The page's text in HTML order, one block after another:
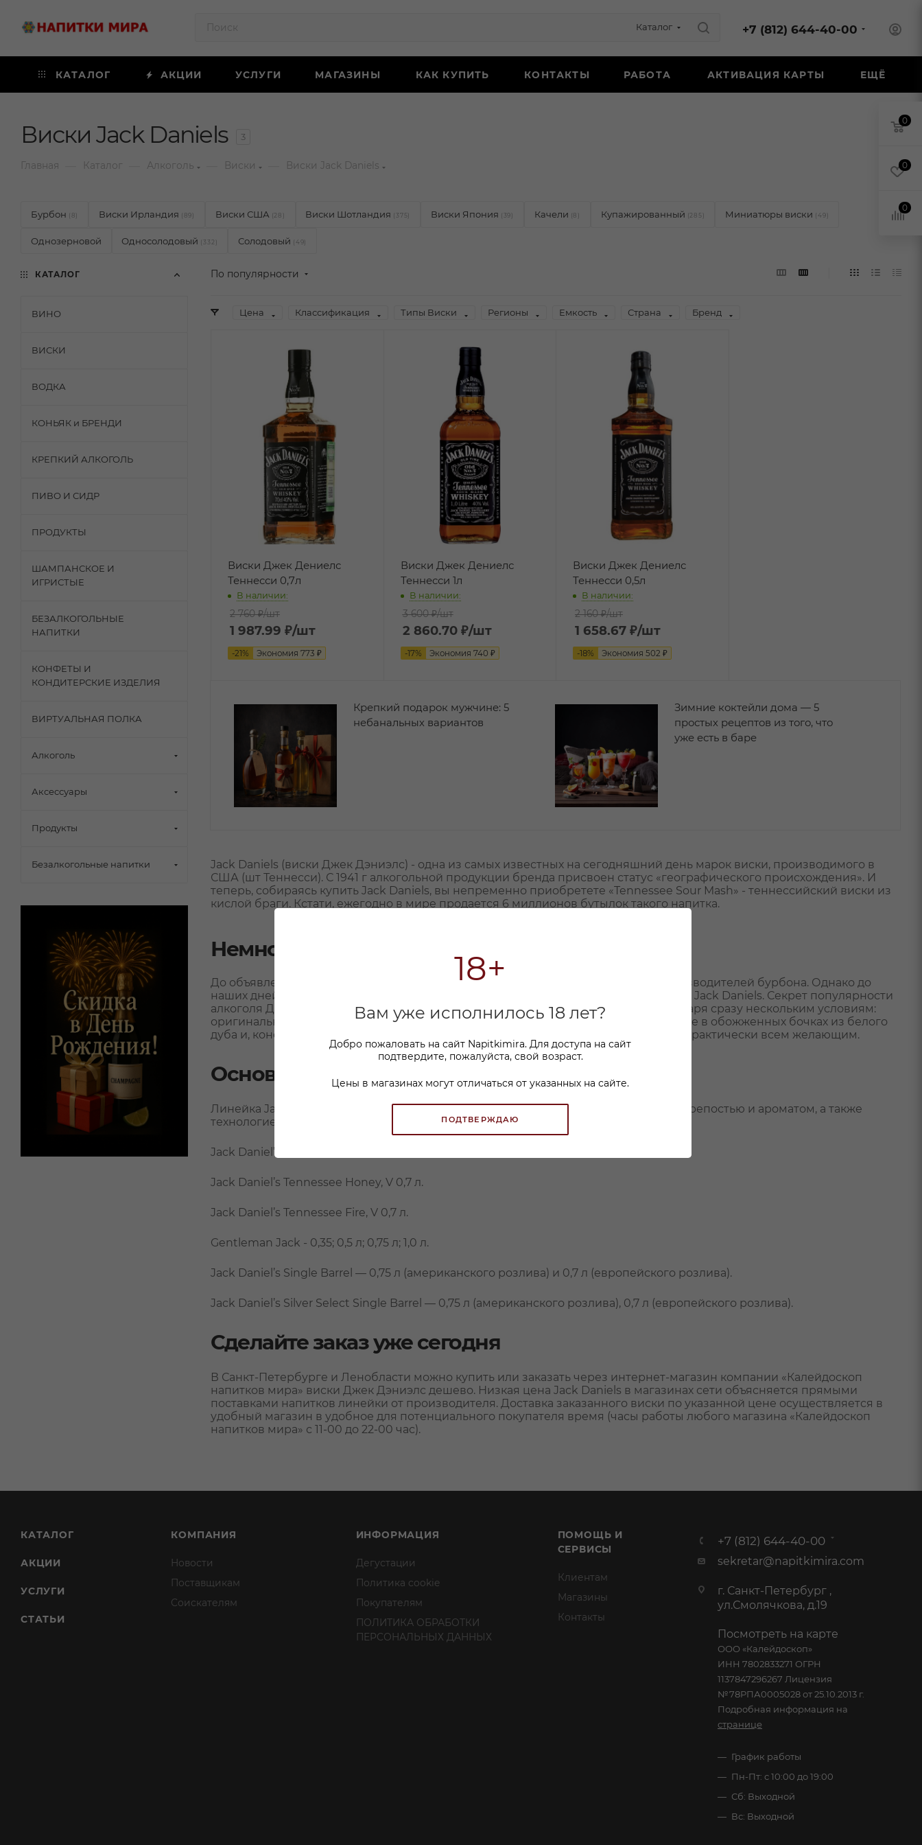
18+
Вам уже исполнилось 18 лет?
Добро пожаловать на сайт Napitkimira. Для доступа на сайт
подтвердите, пожалуйста, свой возраст.
Цены в магазинах могут отличаться от указанных на сайте.
ПОДТВЕРЖДАЮ
Каталог +7 (812) 644-40-00
КАТАЛОГ АКЦИИ УСЛУГИ МАГАЗИНЫ КАК КУПИТЬ КОНТАКТЫ РАБОТА АКТИВАЦИЯ КАРТЫ ЕЩЁ
Виски Jack Daniels 3
Главная Каталог Алкоголь Виски Виски Jack Daniels
Бурбон (8) Виски Ирландия (89) Виски США (28) Виски Шотландия (375) Виски Япония (39) Качели (8) Купажированный (285) Миниатюры виски (49)
Однозерновой Односолодовый (332) Солодовый (49)
По популярности
Цена Классификация Типы Виски Регионы Емкость Страна Бренд
Виски Джек Дениелс
Теннесси 0,7л
В наличии:
2 760 ₽/шт
1 987.99 ₽/шт
-21% Экономия 773 ₽
Виски Джек Дениелс
Теннесси 1л
В наличии:
3 600 ₽/шт
2 860.70₽/шт
-17% Экономия 740 ₽
Виски Джек Дениелс
Теннесси 0,5л
В наличии:
2 160 ₽/шт
1 658.67 ₽/шт
-18% Экономия 502 ₽
Крепкий подарок мужчине: 5
небанальных вариантов
Зимние коктейли дома — 5
простых рецептов из того, что
уже есть в баре
Jack Daniels (виски Джек Дэниэлс) - одна из самых известных на сегодняшний день марок виски, производимого в
США (шт Теннесси). С 1941 г алкогольной продукции бренда присвоен статус «географического происхождения». И
теперь, собираясь купить Jack Daniels, вы непременно приобретете «Tennessee Sour Mash» - теннессийский виски из
кислой браги. Кстати, ежегодно в мире продается 6 миллионов бутылок такого напитка.
Немного истории
До объявления «сухого закона» в Соединенных Штатах Америки было много производителей бурбона. Однако до
наших дней с тех времен добрались лишь 2 «динозавра» - George Dickel и, конечно, Jack Daniels. Секрет популярности
алкоголя Джек Дэниэлс разгадать непросто, но, скорее всего, он сложился, благодаря сразу нескольким условиям:
оригинальной фильтрации американского виски (через кленовый уголь), выдержке в обожженных бочках из белого
дуба и, конечно, демократичной цене, позволяющей купить виски Джек Дэниелс практически всем желающим.
Основные сорта
Линейка Jack Daniels — это сразу несколько сортов виски, отличающихся вкусом, крепостью и ароматом, а также
технологией производства:
Jack Daniel’s Old No.7 различного объема в розливе.
Jack Daniel’s Tennessee Honey, V 0,7 л.
Jack Daniel’s Tennessee Fire, V 0,7 л.
Gentleman Jack - 0,35; 0,5 л; 0,75 л; 1,0 л.
Jack Daniel’s Single Barrel — 0,75 л (американского розлива) и 0,7 л (европейского розлива).
Jack Daniel’s Silver Select Single Barrel — 0,75 л (американского розлива), 0,7 л (европейского розлива).
Сделайте заказ уже сегодня
В Санкт-Петербурге и Ленобласти можно купить или заказать через интернет-магазин компании «Калейдоскоп
напитков мира» виски Джек Дэниэлс дешево. Низкая цена Jack Daniels в магазинах сети объясняется прямыми
поставками напитков линейки от производителя. Доставка заказанного виски по указанной цене осуществляется в
удобный магазин в удобное для потенциального покупателя время (часы работы любого магазина «Калейдоскоп
напитков мира» с 11-00 до 22-00 час).
КАТАЛОГ
ВИНО
ВИСКИ
ВОДКА
КОНЬЯК и БРЕНДИ
КРЕПКИЙ АЛКОГОЛЬ
ПИВО И СИДР
ПРОДУКТЫ
ШАМПАНСКОЕ И
ИГРИСТЫЕ
БЕЗАЛКОГОЛЬНЫЕ
НАПИТКИ
КОНФЕТЫ И
КОНДИТЕРСКИЕ ИЗДЕЛИЯ
ВИРТУАЛЬНАЯ ПОЛКА
Алкоголь
Аксессуары
Продукты
Безалкогольные напитки
КАТАЛОГ
АКЦИИ
УСЛУГИ
СТАТЬИ
КОМПАНИЯ
Новости
Поставщикам
Соискателям
ИНФОРМАЦИЯ
Дегустации
Политика cookie
Покупателям
ПОЛИТИКА ОБРАБОТКИ
ПЕРСОНАЛЬНЫХ ДАННЫХ
ПОМОЩЬ И
СЕРВИСЫ
Клиентам
Магазины
Контакты
+7 (812) 644-40-00
sekretar@napitkimira.com
г. Санкт-Петербург ,
ул.Смолячкова, д.19
Посмотреть на карте
ООО «Калейдоскоп»
ИНН 7802833271 ОГРН
1137847296267 Лицензия
№78РПА0005028 от 25.10.2013 г.
Подробная информация на
странице
График работы
Пн-Пт: с 10:00 до 19:00
Сб: Выходной
Вс: Выходной
0
0
0